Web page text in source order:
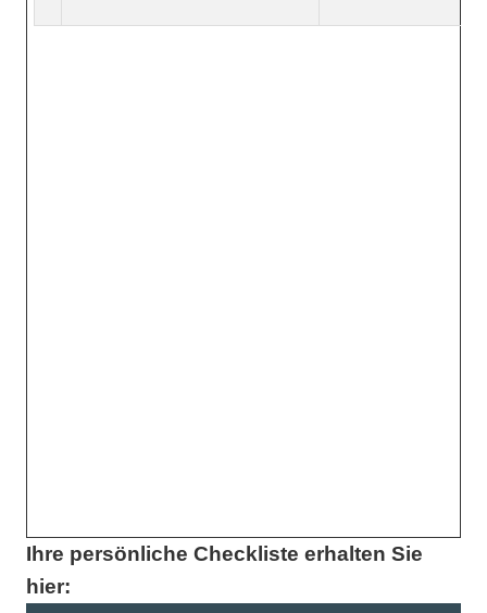
Ihre persönliche Checkliste erhalten Sie
hier: